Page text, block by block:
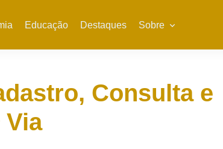
Educação Destaques Sobre
Consulta e
Via